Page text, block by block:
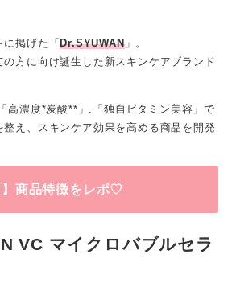
に掲げた「Dr.SYUWAN」。
方に向け誕生した新スキンケアブランド
高濃度*炭酸**」.「独自ビタミン美容」で
整え、スキンケア効果を高める商品を開発
】商品特徴をレポ♡
VC マイクロバブルセラ